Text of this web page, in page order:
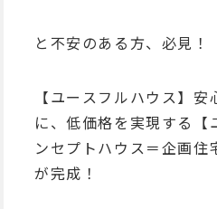
と不安のある方、必見！
【ユースフルハウス】
に、低価格を実現する【
ンセプトハウス＝企画
が完成！